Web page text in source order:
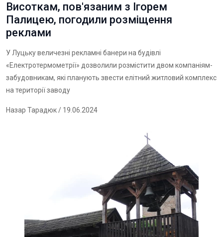
Висоткам, пов'язаним з Ігорем
Палицею, погодили розміщення
реклами
У Луцьку величезні рекламні банери на будівлі
«Електротермометрії» дозволили розмістити двом компаніям-
забудовникам, які планують звести елітний житловий комплекс
на території заводу
Назар Тарадюк/ 19.06.2024